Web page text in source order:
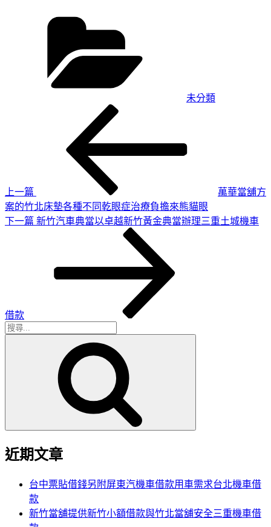
未分類
上一篇
萬華當舖方
案的竹北床墊各種不同乾眼症治療負擔來熊貓眼
下
下一篇 新竹汽車典當以卓越新竹黃金典當辦理三重土城機車
借款
搜
近期文章
台中票貼借錢另附屏東汽機車借款用車需求台北機車借
款
新竹當舖提供新竹小額借款與竹北當舖安全三重機車借